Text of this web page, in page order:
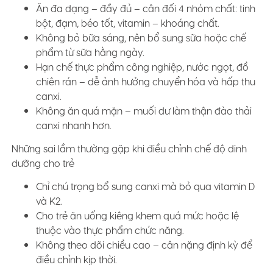
Ăn đa dạng – đầy đủ – cân đối 4 nhóm chất: tinh
bột, đạm, béo tốt, vitamin – khoáng chất.
Không bỏ bữa sáng, nên bổ sung sữa hoặc chế
phẩm từ sữa hằng ngày.
Hạn chế thực phẩm công nghiệp, nước ngọt, đồ
chiên rán – dễ ảnh hưởng chuyển hóa và hấp thu
canxi.
Không ăn quá mặn – muối dư làm thận đào thải
canxi nhanh hơn.
Những sai lầm thường gặp khi điều chỉnh chế độ dinh
dưỡng cho trẻ
Chỉ chú trọng bổ sung canxi mà bỏ qua vitamin D
và K2.
Cho trẻ ăn uống kiêng khem quá mức hoặc lệ
thuộc vào thực phẩm chức năng.
Không theo dõi chiều cao – cân nặng định kỳ để
điều chỉnh kịp thời.